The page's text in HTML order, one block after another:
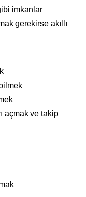
imkanlar
gerekirse akıllı
açmak ve takip